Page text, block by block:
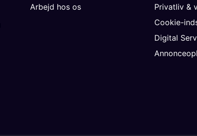
Arbejd hos os
Privatliv &
Cookie-
Digital